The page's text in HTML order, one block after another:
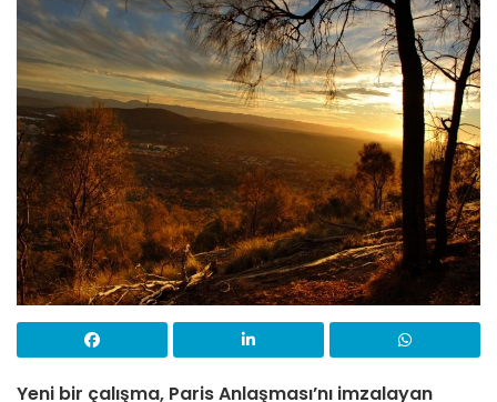
Yeni bir çalışma, Paris Anlaşması’nı imzalayan